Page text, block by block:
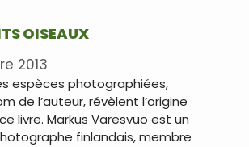
OISEAUX
2013
espèces photographiées,
de l’auteur, révèlent l’origine
livre. Markus Varesvuo est un
finlandais, membre